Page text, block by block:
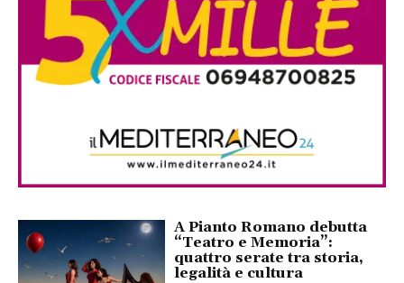
A Pianto Romano debutta
“Teatro e Memoria”:
quattro serate tra storia,
legalità e cultura